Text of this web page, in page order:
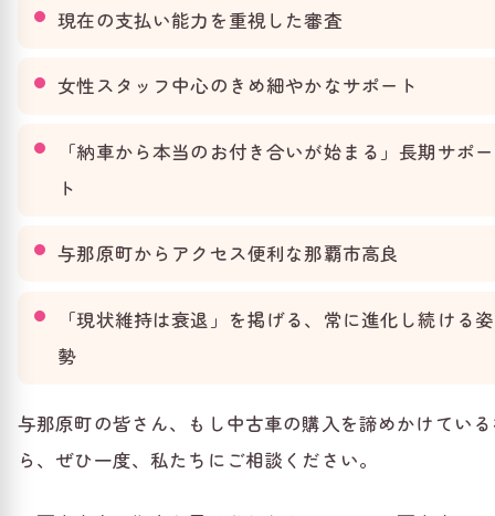
現在の支払い能力を重視した審査
女性スタッフ中心のきめ細やかなサポート
「納車から本当のお付き合いが始まる」長期サポー
ト
与那原町からアクセス便利な那覇市高良
「現状維持は衰退」を掲げる、常に進化し続ける姿
勢
与那原町の皆さん、もし中古車の購入を諦めかけてい
ら、ぜひ一度、私たちにご相談ください。